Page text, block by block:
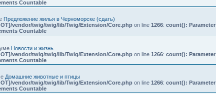
Countable
Предложение жилья в Черноморске (сдать)
vendor/twig/twig/lib/Twig/Extension/Core.php on line 1266: count(): Parameter
Countable
Новости и жизнь
vendor/twig/twig/lib/Twig/Extension/Core.php on line 1266: count(): Parameter
Countable
Домашние животные и птицы
vendor/twig/twig/lib/Twig/Extension/Core.php on line 1266: count(): Parameter
Countable